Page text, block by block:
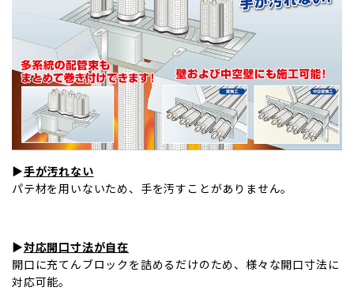
▶手が汚れない
パテ材を用いないため、手を汚すことがありません。
▶対応開口寸法が自在
開口に充てんブロックを詰めるだけのため、様々な開口寸法に
対応可能。